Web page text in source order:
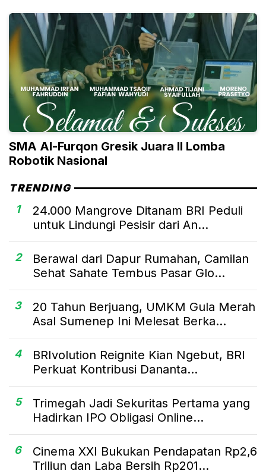
SMA Al-Furqon Gresik Juara II Lomba
Robotik Nasional
TRENDING
1
24.000 Mangrove Ditanam BRI Peduli
untuk Lindungi Pesisir dari An...
2
Berawal dari Dapur Rumahan, Camilan
Sehat Sahate Tembus Pasar Glo...
3
20 Tahun Berjuang, UMKM Gula Merah
Asal Sumenep Ini Melesat Berka...
4
BRIvolution Reignite Kian Ngebut, BRI
Perkuat Kontribusi Dananta...
5
Trimegah Jadi Sekuritas Pertama yang
Hadirkan IPO Obligasi Online...
6
Cinema XXI Bukukan Pendapatan Rp2,6
Triliun dan Laba Bersih Rp201...